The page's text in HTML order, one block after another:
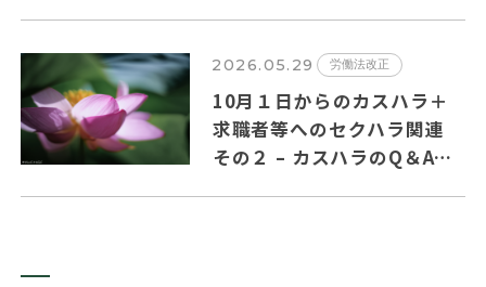
2026.05.29 労働法改正
10月１日からのカスハラ＋
求職者等へのセクハラ関連
その２ – カスハラのQ＆Aの